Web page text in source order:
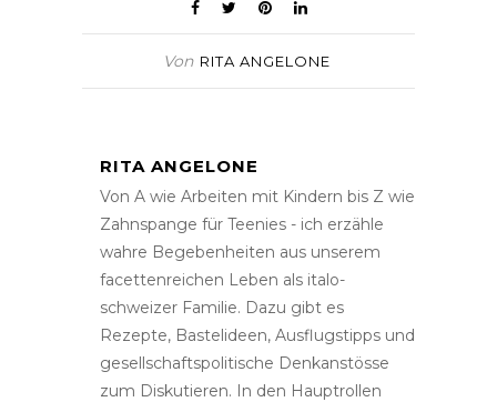
Von RITA ANGELONE
RITA ANGELONE
Von A wie Arbeiten mit Kindern bis Z wie
Zahnspange für Teenies - ich erzähle
wahre Begebenheiten aus unserem
facettenreichen Leben als italo-
schweizer Familie. Dazu gibt es
Rezepte, Bastelideen, Ausflugstipps und
gesellschaftspolitische Denkanstösse
zum Diskutieren. In den Hauptrollen